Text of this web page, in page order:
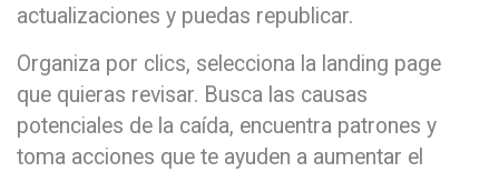
actualizaciones y puedas republicar.
Organiza por clics, selecciona la landing page
que quieras revisar. Busca las causas
potenciales de la caída, encuentra patrones y
toma acciones que te ayuden a aumentar el